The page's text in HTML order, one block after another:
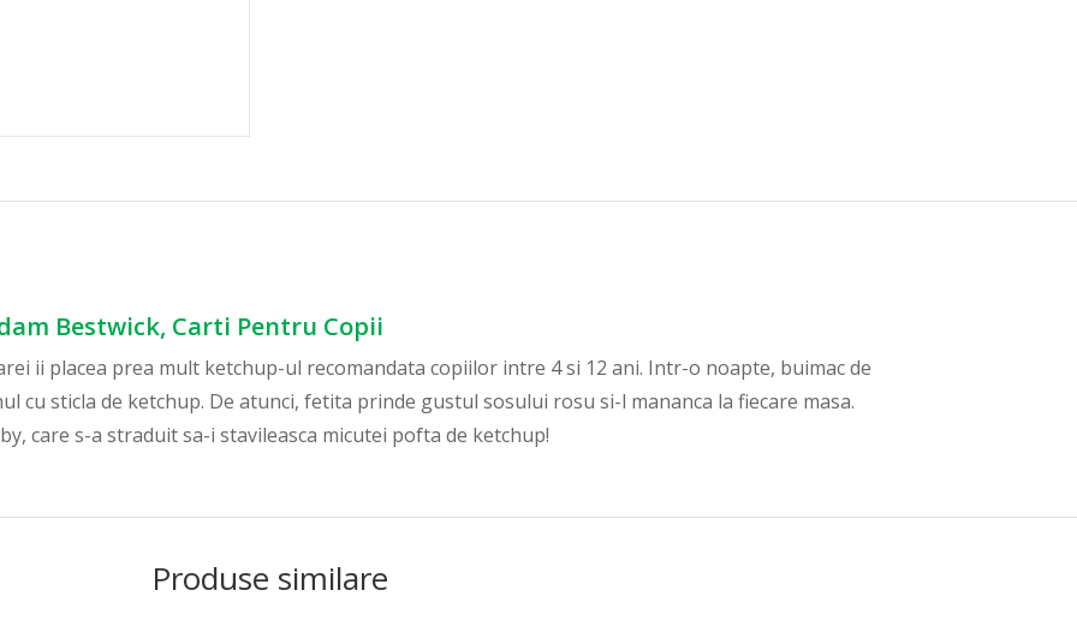
Bestwick, Carti Pentru Copii
ii placea prea mult ketchup-ul recomandata copiilor intre 4 si 12 ani. Intr-o noapte, buimac de
cu sticla de ketchup. De atunci, fetita prinde gustul sosului rosu si-l mananca la fiecare masa.
care s-a straduit sa-i stavileasca micutei pofta de ketchup!
Produse similare